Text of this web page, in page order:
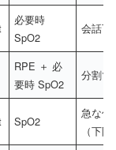
必要時
SpO2
会話可
RPE ＋ 必
要時 SpO2
分割で
SpO2
急な低
（下